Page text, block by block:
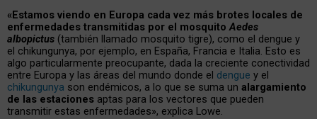
«Estamos viendo en Europa cada vez más brotes locales de
enfermedades transmitidas por el mosquitoAedes
albopictus (también llamado mosquito tigre), como el dengue y
el chikungunya, por ejemplo, en España, Francia e Italia. Esto es
algo particularmente preocupante, dada la creciente conectividad
entre Europa y las áreas del mundo donde el dengue y el
chikungunya son endémicos, a lo que se suma un alargamiento
de las estaciones aptas para los vectores que pueden
transmitir estas enfermedades», explica Lowe.